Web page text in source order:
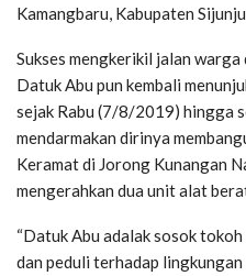
Kamangbaru, Kabupaten
Sukses mengkerikil jalan
Datuk Abu pun kembali
sejak Rabu (7/8/2019) hingga
mendarmakan dirinya
Keramat di Jorong Kunangan
mengerahkan dua unit alat
“Datuk Abu adalak sosok
dan peduli terhadap